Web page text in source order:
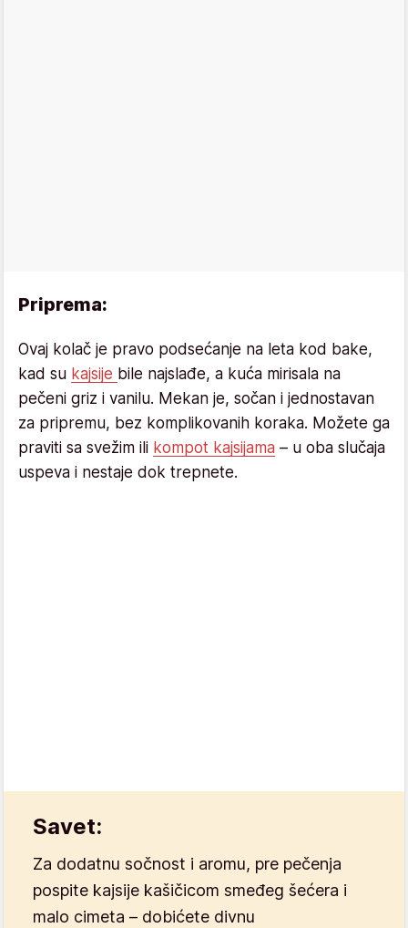
Priprema:
Ovaj kolač je pravo podsećanje na leta kod bake,
kad su kajsije bile najslađe, a kuća mirisala na
pečeni griz i vanilu. Mekan je, sočan i jednostavan
za pripremu, bez komplikovanih koraka. Možete ga
praviti sa svežim ili kompot kajsijama – u oba slučaja
uspeva i nestaje dok trepnete.
Savet:
Za dodatnu sočnost i aromu, pre pečenja
pospite kajsije kašičicom smeđeg šećera i
malo cimeta – dobićete divnu